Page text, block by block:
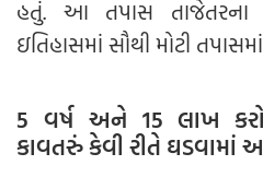
હતું. આ તપાસ તાજેતરના
ઇતિહાસમાં સૌથી મોટી
5 વર્ષ અને 15 લાખ
કાવતરું કેવી રીતે ઘડવામાં